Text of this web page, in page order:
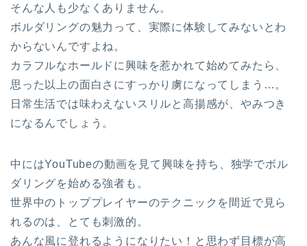
そんな人も少なくありません。
ボルダリングの魅力って、実際に体験してみないとわ
からないんですよね。
カラフルなホールドに興味を惹かれて始めてみたら、
思った以上の面白さにすっかり虜になってしまう…。
日常生活では味わえないスリルと高揚感が、やみつき
になるんでしょう。
中にはYouTubeの動画を見て興味を持ち、独学でボル
ダリングを始める強者も。
世界中のトッププレイヤーのテクニックを間近で見ら
れるのは、とても刺激的。
あんな風に登れるようになりたい！と思わず目標が高